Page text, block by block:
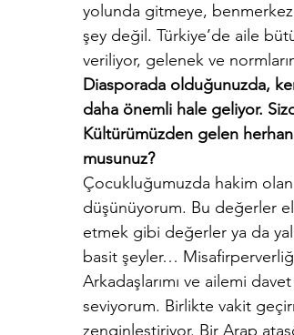
yolunda gitmeye,
şey değil. Türkiye’de aile
veriliyor, gelenek ve
Diasporada olduğunuzda,
daha önemli hale geliyor.
Kültürümüzden gelen
musunuz?
Çocukluğumuzda hakim olan
düşünüyorum. Bu değerler
etmek gibi değerler ya da
basit şeyler…
Arkadaşlarımı ve ailemi
seviyorum. Birlikte vakit
zenginleştiriyor. Bir Arap